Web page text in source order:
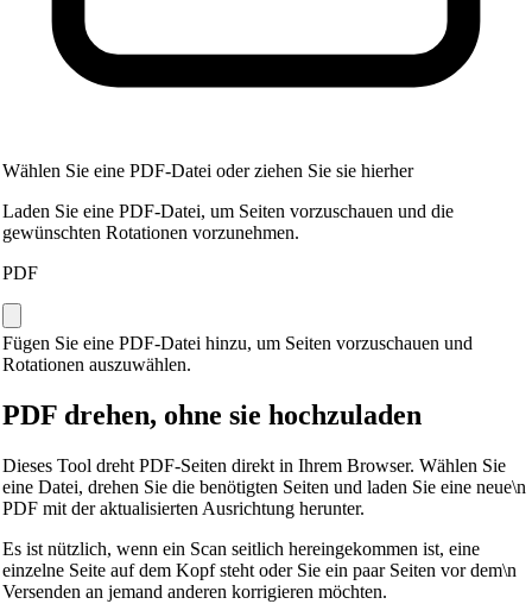
Wählen Sie eine PDF-Datei oder ziehen Sie sie hierher
Laden Sie eine PDF-Datei, um Seiten vorzuschauen und die
gewünschten Rotationen vorzunehmen.
PDF
Fügen Sie eine PDF-Datei hinzu, um Seiten vorzuschauen und
Rotationen auszuwählen.
PDF drehen, ohne sie hochzuladen
Dieses Tool dreht PDF-Seiten direkt in Ihrem Browser. Wählen Sie
eine Datei, drehen Sie die benötigten Seiten und laden Sie eine neue\n
PDF mit der aktualisierten Ausrichtung herunter.
Es ist nützlich, wenn ein Scan seitlich hereingekommen ist, eine
einzelne Seite auf dem Kopf steht oder Sie ein paar Seiten vor dem\n
Versenden an jemand anderen korrigieren möchten.